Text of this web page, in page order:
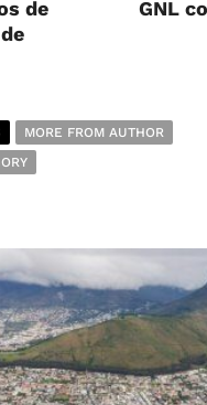
de
GNL
MORE FROM AUTHOR